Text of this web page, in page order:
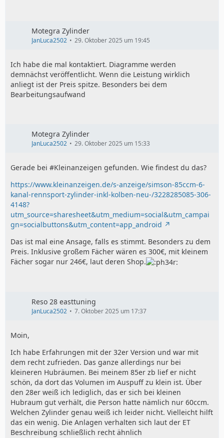
Motegra Zylinder
JanLuca2502 29. Oktober 2025 um 19:45
Ich habe die mal kontaktiert. Diagramme werden
demnächst veröffentlicht. Wenn die Leistung wirklich
anliegt ist der Preis spitze. Besonders bei dem
Bearbeitungsaufwand
Motegra Zylinder
JanLuca2502 29. Oktober 2025 um 15:33
Gerade bei #Kleinanzeigen gefunden. Wie findest du das?
https://www.kleinanzeigen.de/s-anzeige/simson-85ccm-6-
kanal-rennsport-zylinder-inkl-kolben-neu-/3228285085-306-
4148?
utm_source=sharesheet&utm_medium=social&utm_campai
gn=socialbuttons&utm_content=app_android
Das ist mal eine Ansage, falls es stimmt. Besonders zu dem
Preis. Inklusive großem Fächer wären es 300€, mit kleinem
Fächer sogar nur 246€, laut deren Shop.
Reso 28 easttuning
JanLuca2502 7. Oktober 2025 um 17:37
Moin,
Ich habe Erfahrungen mit der 32er Version und war mit
dem recht zufrieden. Das ganze allerdings nur bei
kleineren Hubräumen. Bei meinem 85er zb lief er nicht
schön, da dort das Volumen im Auspuff zu klein ist. Über
den 28er weiß ich lediglich, das er sich bei kleinen
Hubraum gut verhält, die Person hatte nämlich nur 60ccm.
Welchen Zylinder genau weiß ich leider nicht. Vielleicht hilft
das ein wenig. Die Anlagen verhalten sich laut der ET
Beschreibung schließlich recht ähnlich